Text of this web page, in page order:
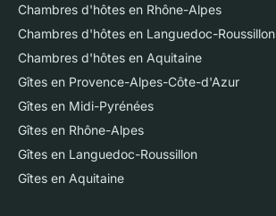
Chambres d'hôtes en Rhône-Alpes
Chambres d'hôtes en Languedoc-Roussillon
Chambres d'hôtes en Aquitaine
Gîtes en Provence-Alpes-Côte-d'Azur
Gîtes en Midi-Pyrénées
Gîtes en Rhône-Alpes
Gîtes en Languedoc-Roussillon
Gîtes en Aquitaine